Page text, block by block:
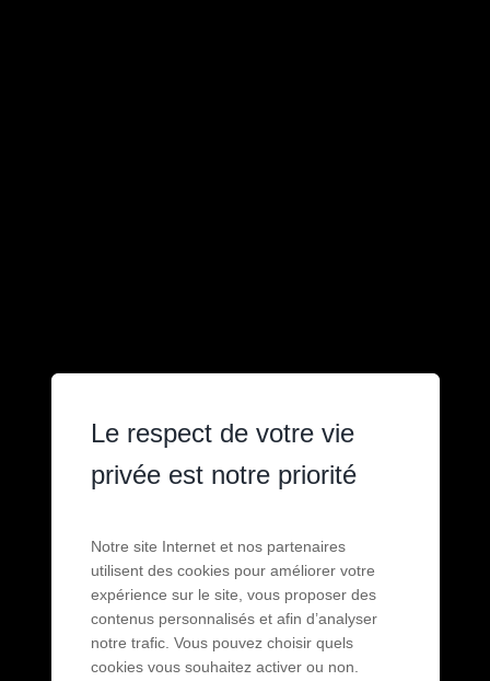
Le respect de votre vie
privée est notre priorité
Notre site Internet et nos partenaires
utilisent des cookies pour améliorer votre
expérience sur le site, vous proposer des
contenus personnalisés et afin d’analyser
notre trafic. Vous pouvez choisir quels
cookies vous souhaitez activer ou non.